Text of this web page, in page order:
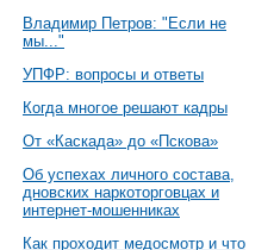
Владимир Петров: "Если не
мы..."
УПФР: вопросы и ответы
Когда многое решают кадры
От «Каскада» до «Пскова»
Об успехах личного состава,
дновских наркоторговцах и
интернет-мошенниках
Как проходит медосмотр и что